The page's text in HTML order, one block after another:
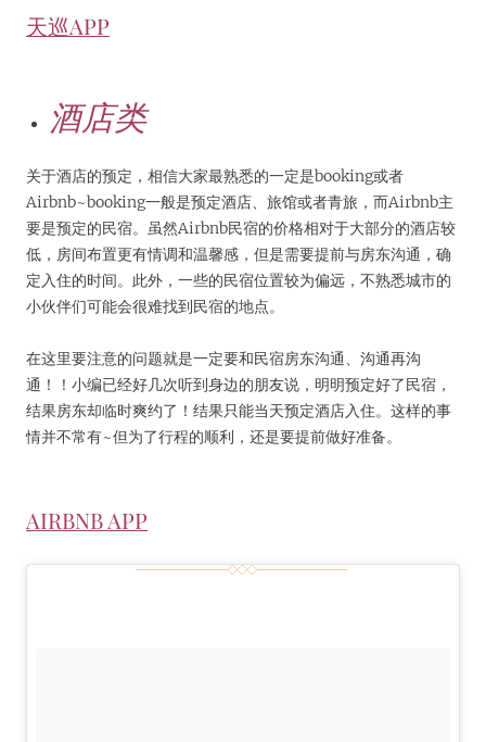
天巡APP
酒店类
关于酒店的预定，相信大家最熟悉的一定是booking或者
Airbnb~booking一般是预定酒店、旅馆或者青旅，而Airbnb主
要是预定的民宿。虽然Airbnb民宿的价格相对于大部分的酒店较
低，房间布置更有情调和温馨感，但是需要提前与房东沟通，确
定入住的时间。此外，一些的民宿位置较为偏远，不熟悉城市的
小伙伴们可能会很难找到民宿的地点。
在这里要注意的问题就是一定要和民宿房东沟通、沟通再沟
通！！小编已经好几次听到身边的朋友说，明明预定好了民宿，
结果房东却临时爽约了！结果只能当天预定酒店入住。这样的事
情并不常有~但为了行程的顺利，还是要提前做好准备。
AIRBNB APP